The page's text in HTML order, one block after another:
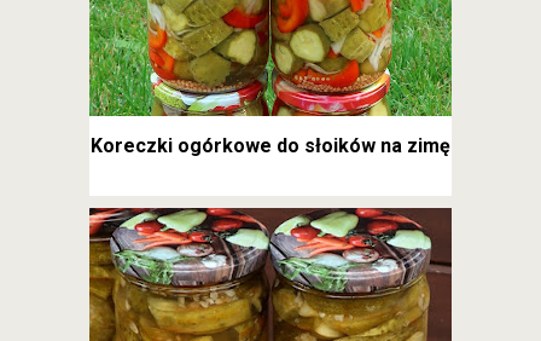
Koreczki ogórkowe do słoików na zimę